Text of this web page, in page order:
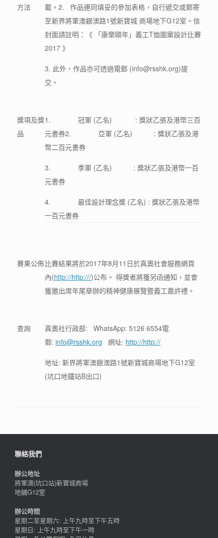
方法
載。2. 作品連同填妥的參加表格，自行遞交或郵寄
至新界將軍澳銀澳路1號新寶城 商場地下G12室。信
封面請註明：《 「康樂頤年」義工T恤圖案設計比賽
2017 》
3. 此外，作品亦可透過電郵 (info@rsshk.org)提
交。
獎項及獎
品
1. 冠軍 (乙名) : 獎狀乙張及港幣三百
元書券2. 亞軍 (乙名) : 獎狀乙張及港
幣二百元書券
3. 季軍 (乙名) : 獎狀乙張及港幣一百
元書券
4. 最佳設計理念獎 (乙名) : 獎狀乙張及港幣
一百元書券
賽果公佈比賽結果將於2017年8月11日於真奧社會服務網頁
內(http://http:///)公布。 得獎者將獲另函通知，並會
獲邀出席年尾舉辦的精神健康展覽暨義工嘉許禮。
查詢
真奧社行政部: WhatsApp: 5126 6554電
郵: info@rsshk.org 網址: http://http://
地址: 新界將軍澳銀澳路1號新寶城商場地下G12室
(坑口地鐵站B出口)
聯絡我們
辦公地址
將軍澳(坑口站)新寶城商場
地舖G12室
辦公時間
星期二至星期六: 上午九時至下午五時
星期日: 上午九時至下午一時